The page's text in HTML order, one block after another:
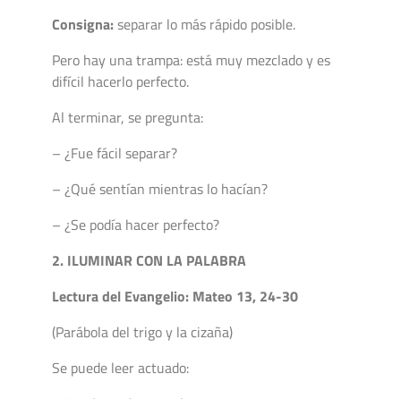
Consigna:separar lo más rápido posible.
Pero hay una trampa: está muy mezclado y es
difícil hacerlo perfecto.
Al terminar, se pregunta:
– ¿Fue fácil separar?
– ¿Qué sentían mientras lo hacían?
– ¿Se podía hacer perfecto?
2. ILUMINAR CON LA PALABRA
Lectura del Evangelio: Mateo 13, 24-30
(Parábola del trigo y la cizaña)
Se puede leer actuado: